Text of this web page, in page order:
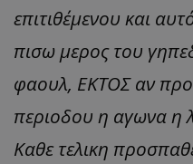
επιτιθέμενου και
πισω μερος του
φαουλ, ΕΚΤΟΣ αν
περιοδου η αγωνα η
Καθε τελικη